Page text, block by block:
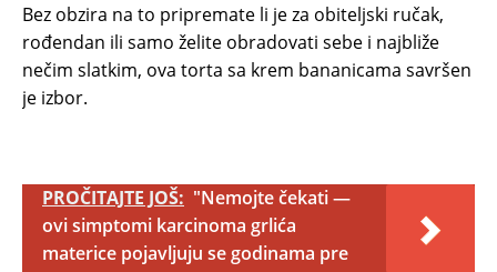
Bez obzira na to pripremate li je za obiteljski ručak,
rođendan ili samo želite obradovati sebe i najbliže
nečim slatkim, ova torta sa krem bananicama savršen
je izbor.
PROČITAJTE JOŠ: "Nemojte čekati —
ovi simptomi karcinoma grlića
materice pojavljuju se godinama pre